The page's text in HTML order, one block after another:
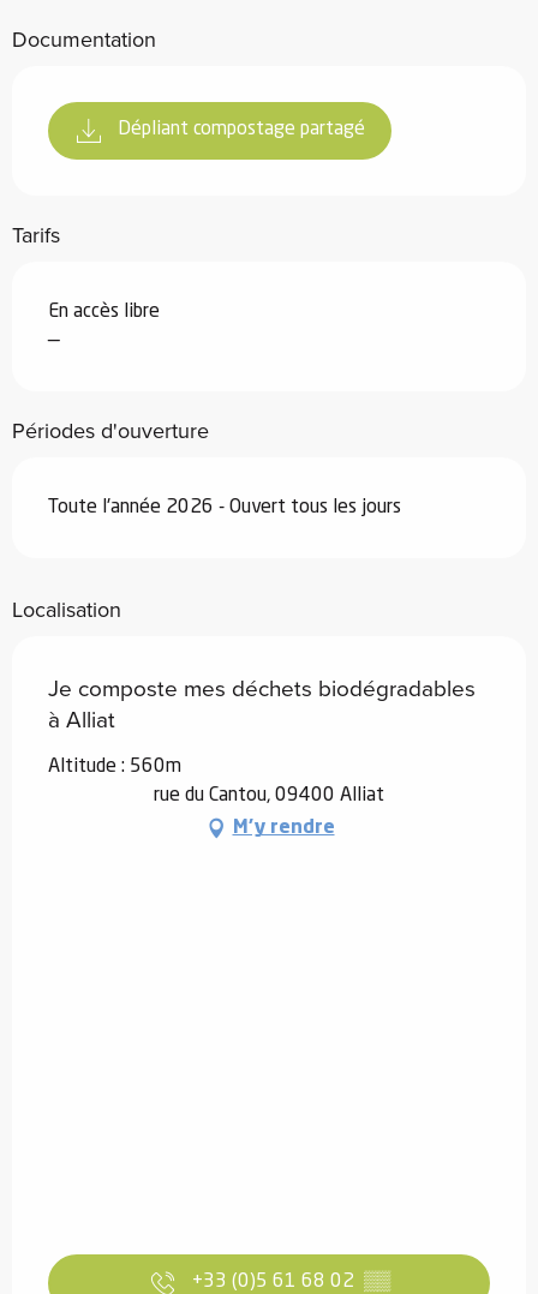
Documentation
Dépliant compostage partagé
Tarifs
En accès libre
—
Périodes d'ouverture
Toute l'année 2026 - Ouvert tous les jours
Localisation
Je composte mes déchets biodégradables
à Alliat
Altitude : 560m
rue du Cantou, 09400 Alliat
M'y rendre
+33 (0)5 61 68 02 ▒▒